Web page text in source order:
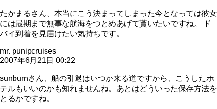
たかまるさん、本当にこう決まってしまった今となっては彼女
には最期まで無事な航海をつとめあげて貰いたいですね。 ド
バイ到着を見届けたい気持ちです。
mr. punipcruises
2007年6月21日 00:22
sunburnさん、船の引退はいつか来る道ですから、こうしたホ
テルもいいのかも知れませんね。あとはどういった保存方法を
とるかですね。